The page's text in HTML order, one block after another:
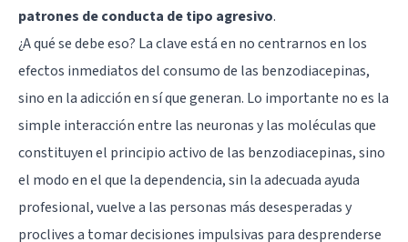
patrones de conducta de tipo agresivo.
¿A qué se debe eso? La clave está en no centrarnos en los
efectos inmediatos del consumo de las benzodiacepinas,
sino en la adicción en sí que generan. Lo importante no es la
simple interacción entre las neuronas y las moléculas que
constituyen el principio activo de las benzodiacepinas, sino
el modo en el que la dependencia, sin la adecuada ayuda
profesional, vuelve a las personas más desesperadas y
proclives a tomar decisiones impulsivas para desprenderse